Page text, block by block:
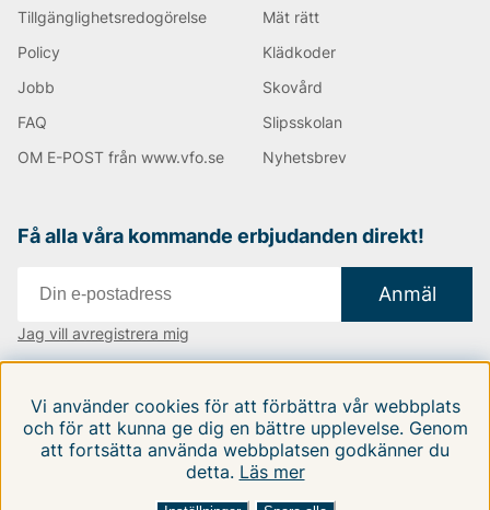
Tillgänglighetsredogörelse
Policy
Jobb
FAQ
OM E-POST från www.vfo.se
Mät rätt
Klädkoder
Skovård
Slipsskolan
Nyhetsbrev
Få alla våra kommande erbjudanden direkt!
Anmäl
Jag vill avregistrera mig
Följ oss på våra sociala medier
Vi använder cookies för att förbättra vår webbplats
och för att kunna ge dig en bättre upplevelse. Genom
att fortsätta använda webbplatsen godkänner du
detta. Läs mer